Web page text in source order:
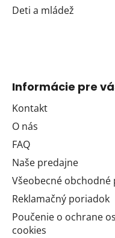
Deti a mládež
Informácie pre
Kontakt
O nás
FAQ
Naše predajne
Všeobecné obchodné
Reklamačný poriadok
Poučenie o ochrane
cookies